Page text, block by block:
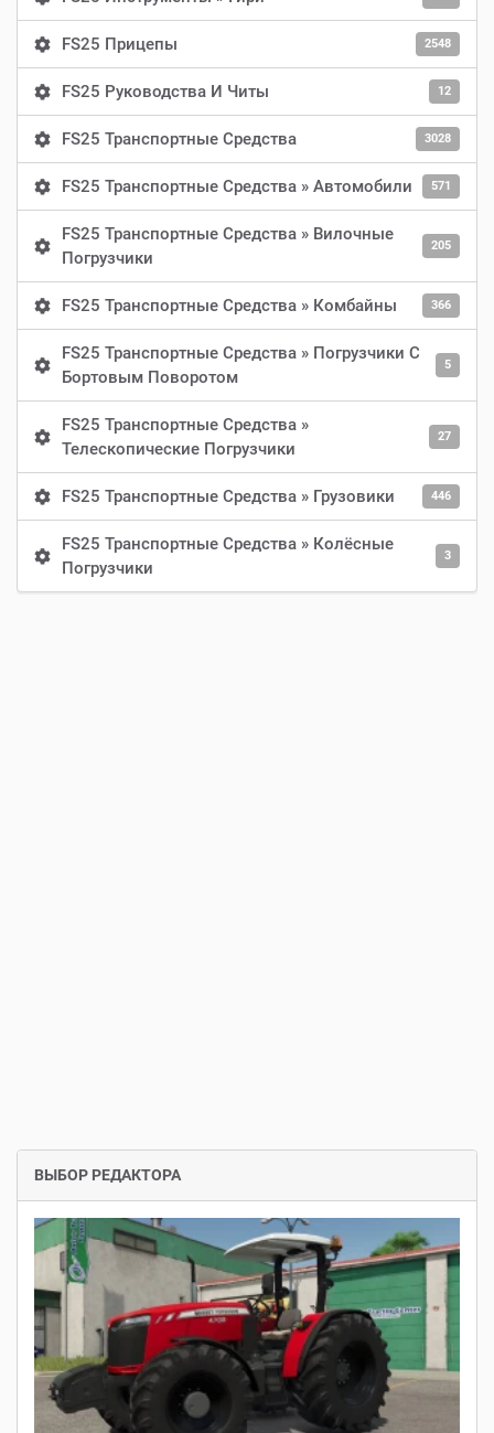
FS25 Прицепы 2548
FS25 Руководства И Читы 12
FS25 Транспортные Средства 3028
FS25 Транспортные Средства » Автомобили 571
FS25 Транспортные Средства » Вилочные
Погрузчики
205
FS25 Транспортные Средства » Комбайны 366
FS25 Транспортные Средства » Погрузчики С
Бортовым Поворотом
5
FS25 Транспортные Средства »
Телескопические Погрузчики
27
FS25 Транспортные Средства » Грузовики 446
FS25 Транспортные Средства » Колёсные
Погрузчики
3
ВЫБОР РЕДАКТОРА